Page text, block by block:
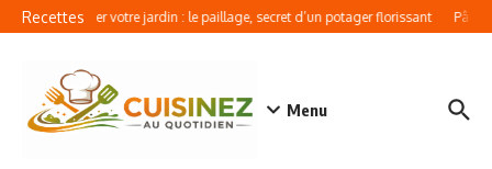
Aller au contenu
Recettes
Révolutionner votre jardin : le paillage, secret d’un potager florissant Pâtes
Menu